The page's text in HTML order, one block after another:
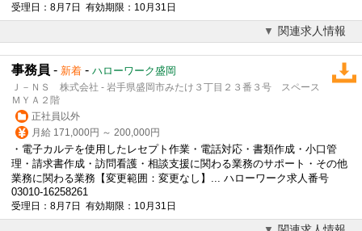
受理日：8月7日 有効期限：10月31日
関連求人情報
事務員 - 新着 - ハローワーク盛岡
Ｊ－ＮＳ 株式会社 - 岩手県盛岡市みたけ３丁目２３番３号 スペース
ＭＹＡ２階
正社員以外
月給 171,000円 ～ 200,000円
・電子カルテを使用したレセプト作業・電話対応・書類作成・小口管
理・請求書作成・訪問看護・相談支援に関わる業務のサポート・その他
業務に関わる業務【変更範囲：変更なし】... ハローワーク求人番号
03010-16258261
受理日：8月7日 有効期限：10月31日